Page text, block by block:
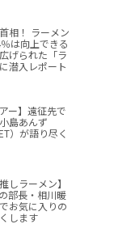
相！ ラーメン
は向上できる
げられた「ラ
潜入レポート
ー】遠征先で
島あんず
）が語り尽く
しラーメン】
部長・相川暖
お気に入りの
します